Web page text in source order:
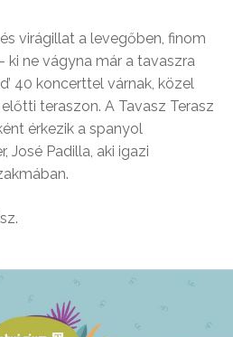
virágillat a levegőben, finom
ki ne vágyna már a tavaszra
40 koncerttel várnak, közel
teraszon. A Tavasz Terasz
érkezik a spanyol
José Padilla, aki igazi